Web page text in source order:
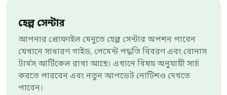
হেল্প সেন্টার
আপনার প্রোফাইল মেনুতে হেল্প সেন্টার অপশন পাবেন
যেখানে সাধারণ গাইড, পেমেন্ট পদ্ধতি বিবরণ এবং বোনাস
টার্মস আর্টিকেল রাখা আছে। এখানে বিষয় অনুযায়ী সার্চ
করতে পারবেন এবং নতুন আপডেট নোটিশও দেখতে
পাবেন।